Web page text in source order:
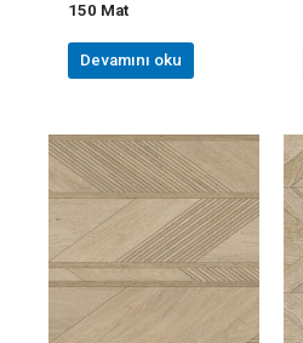
150 Mat
Devamını oku